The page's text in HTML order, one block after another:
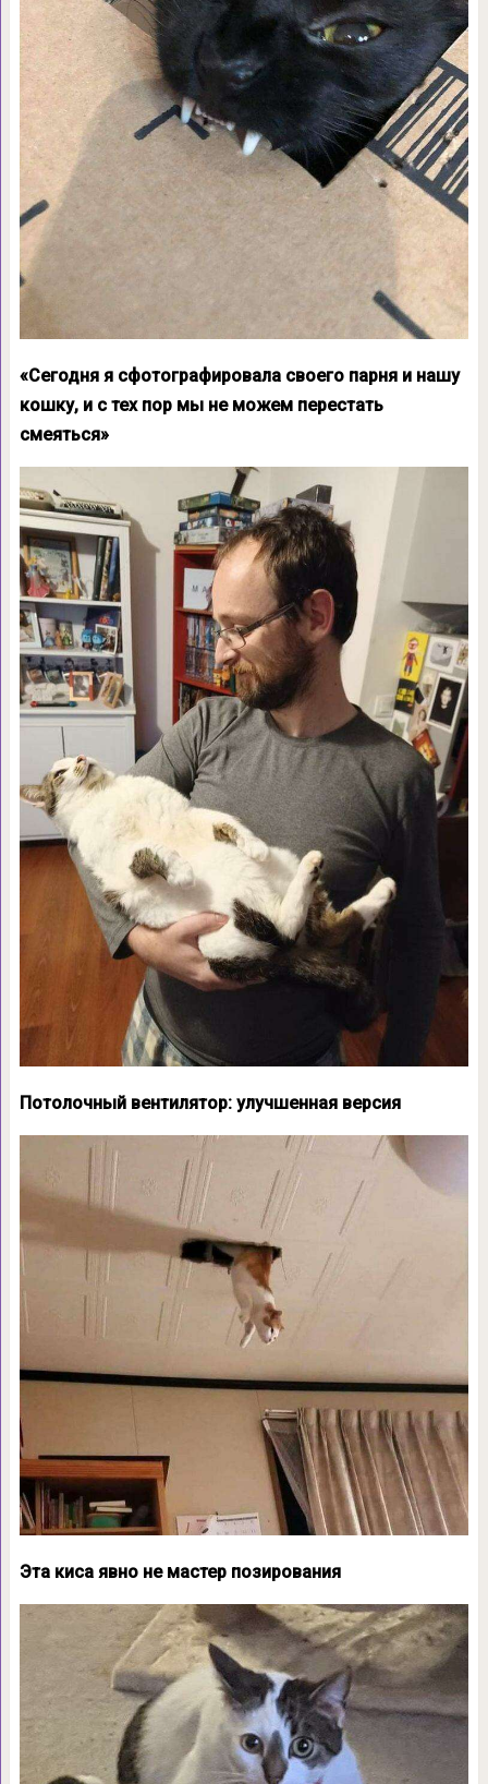
«Сегодня я сфотографировала своего парня и нашу
кошку, и с тех пор мы не можем перестать
смеяться»
Потолочный вентилятор: улучшенная версия
Эта киса явно не мастер позирования